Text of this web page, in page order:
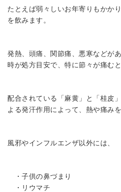
たとえば弱々しいお年寄りもかか
を飲みます。
発熱、頭痛、関節痛、悪寒などが
時が処方目安で、特に節々が痛む
配合されている「麻黄」と「桂皮
よる発汗作用によって、熱や痛み
風邪やインフルエンザ以外には、
・子供の鼻づまり
・リウマチ